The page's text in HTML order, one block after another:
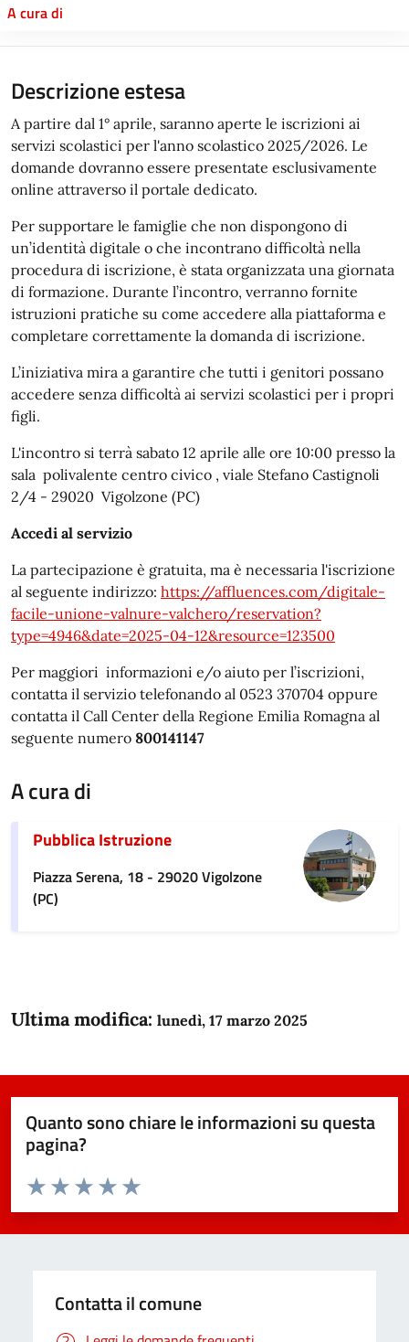
A cura di
Descrizione estesa
A partire dal 1° aprile, saranno aperte le iscrizioni ai
servizi scolastici per l'anno scolastico 2025/2026. Le
domande dovranno essere presentate esclusivamente
online attraverso il portale dedicato.
Per supportare le famiglie che non dispongono di
un’identità digitale o che incontrano difficoltà nella
procedura di iscrizione, è stata organizzata una giornata
di formazione. Durante l’incontro, verranno fornite
istruzioni pratiche su come accedere alla piattaforma e
completare correttamente la domanda di iscrizione.
L’iniziativa mira a garantire che tutti i genitori possano
accedere senza difficoltà ai servizi scolastici per i propri
figli.
L'incontro si terrà sabato 12 aprile alle ore 10:00 presso la
sala polivalente centro civico , viale Stefano Castignoli
2/4 - 29020 Vigolzone (PC)
Accedi al servizio
La partecipazione è gratuita, ma è necessaria l'iscrizione
al seguente indirizzo: https://affluences.com/digitale-
facile-unione-valnure-valchero/reservation?
type=4946&date=2025-04-12&resource=123500
Per maggiori informazioni e/o aiuto per l’iscrizioni,
contatta il servizio telefonando al 0523 370704 oppure
contatta il Call Center della Regione Emilia Romagna al
seguente numero 800141147
A cura di
Pubblica Istruzione
Piazza Serena, 18 - 29020 Vigolzone
(PC)
Ultima modifica: lunedì, 17 marzo 2025
Quanto sono chiare le informazioni su questa
pagina?
Domanda
Valuta da 1 a 5 stelle la pagina
Valuta 5 stelle su 5
Valuta 4 stelle su 5
Valuta 3 stelle su 5
Valuta 2 stelle su 5
Valuta 1 stelle su 5
Contatta il comune